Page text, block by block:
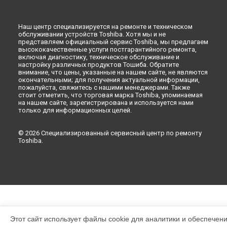
Наш центр специализируется на ремонте и техническом
обслуживании устройств Toshiba. Хотя мы и не
представляем официальный сервис Toshiba, мы предлагаем
высококачественные услуги постгарантийного ремонта,
включая диагностику, техническое обслуживание и
настройку различных продуктов Тошиба. Обратите
внимание, что цены, указанные на нашем сайте, не являются
окончательными; для получения актуальной информации,
пожалуйста, свяжитесь с нашими менеджерами. Также
стоит отметить, что торговая марка Toshiba, упоминаемая
на нашем сайте, зарегистрирована и используется нами
только для информационных целей.
© 2026 Специализированный сервисный центр по ремонту
Toshiba.
Этот сайт использует файлы cookie для аналитики и